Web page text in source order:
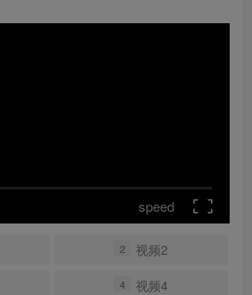
speed
2 视频2
4 视频4